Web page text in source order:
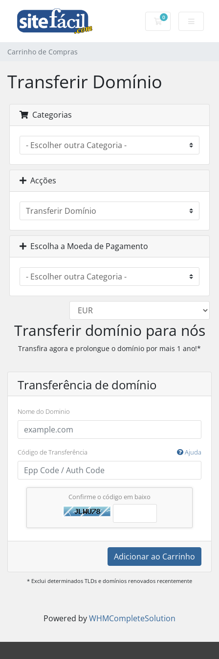
0
Carrinho de
Carrinho de Compras
Transferir Domínio
Categorias
Acções
Escolha a Moeda de Pagamento
Transferir domínio para nós
Transfira agora e prolongue o domínio por mais 1 ano!*
Transferência de domínio
Nome do Dominio
Código de Transferência Ajuda
Confirme o código em baixo
Adicionar ao Carrinho
* Exclui determinados TLDs e domínios renovados recentemente
Powered byWHMCompleteSolution